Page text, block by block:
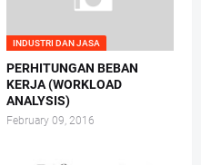
INDUSTRI DAN JASA
PERHITUNGAN BEBAN
KERJA (WORKLOAD
ANALYSIS)
February 09, 2016